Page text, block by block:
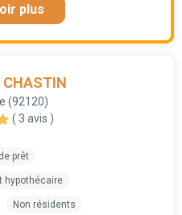
plus
(92120)
( 3 avis )
prêt
hypothécaire
Non résidents